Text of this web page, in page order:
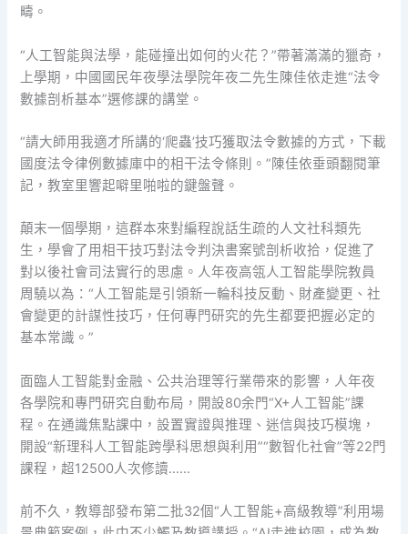
疇。
“人工智能與法學，能碰撞出如何的火花？”帶著滿滿的獵奇，
上學期，中國國民年夜學法學院年夜二先生陳佳依走進“法令
數據剖析基本”選修課的講堂。
“請大師用我適才所講的‘爬蟲’技巧獲取法令數據的方式，下載
國度法令律例數據庫中的相干法令條則。”陳佳依垂頭翻閱筆
記，教室里響起噼里啪啦的鍵盤聲。
顛末一個學期，這群本來對編程說話生疏的人文社科類先
生，學會了用相干技巧對法令判決書案號剖析收拾，促進了
對以後社會司法實行的思慮。人年夜高瓴人工智能學院教員
周驍以為：“人工智能是引領新一輪科技反動、財產變更、社
會變更的計謀性技巧，任何專門研究的先生都要把握必定的
基本常識。”
面臨人工智能對金融、公共治理等行業帶來的影響，人年夜
各學院和專門研究自動布局，開設80余門“X+人工智能”課
程。在通識焦點課中，設置實證與推理、迷信與技巧模塊，
開設“新理科人工智能跨學科思想與利用”“數智化社會”等22門
課程，超12500人次修讀……
前不久，教導部發布第二批32個“人工智能+高級教導”利用場